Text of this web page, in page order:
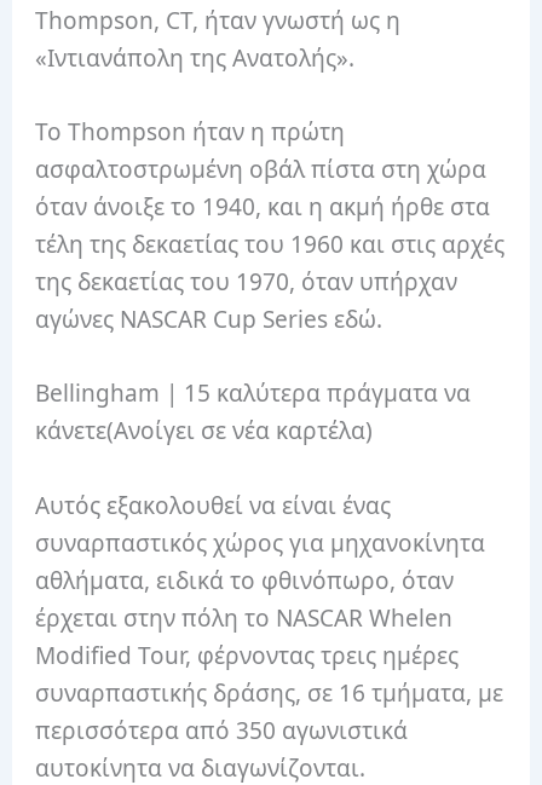
Thompson, CT, ήταν γνωστή ως η
«Ιντιανάπολη της Ανατολής».
Το Thompson ήταν η πρώτη
ασφαλτοστρωμένη οβάλ πίστα στη χώρα
όταν άνοιξε το 1940, και η ακμή ήρθε στα
τέλη της δεκαετίας του 1960 και στις αρχές
της δεκαετίας του 1970, όταν υπήρχαν
αγώνες NASCAR Cup Series εδώ.
Bellingham | 15 καλύτερα πράγματα να
κάνετε(Ανοίγει σε νέα καρτέλα)
Αυτός εξακολουθεί να είναι ένας
συναρπαστικός χώρος για μηχανοκίνητα
αθλήματα, ειδικά το φθινόπωρο, όταν
έρχεται στην πόλη το NASCAR Whelen
Modified Tour, φέρνοντας τρεις ημέρες
συναρπαστικής δράσης, σε 16 τμήματα, με
περισσότερα από 350 αγωνιστικά
αυτοκίνητα να διαγωνίζονται.